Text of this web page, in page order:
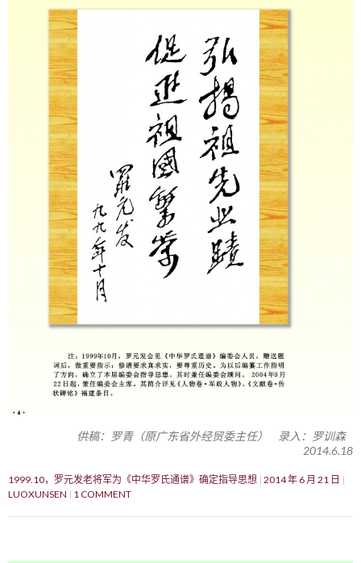
供稿：罗青（原广东省外经贸委主任） 录入：罗训森
2014.6.18
1999.10，罗元发老将军为《中华罗氏通谱》确定指导思想 2014 年 6 月 21 日
LUOXUNSEN
1 COMMENT